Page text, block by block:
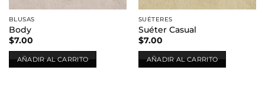
BLUSAS
Body
$7.00
AÑADIR AL CARRITO
SUÉTERES
Suéter Casual
$7.00
AÑADIR AL CARRITO